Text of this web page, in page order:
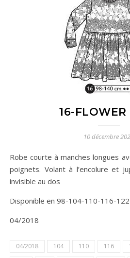
16-FLOWER
10 décembre
Robe courte à manches longues avec fente et bouton aux
poignets. Volant à l’encolure et
invisible au dos
Disponible en 98-104-110-116-
04/2018
04/2018 104 110 116